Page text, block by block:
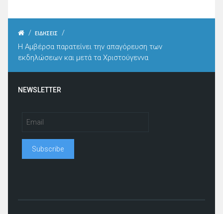
/ ΕΙΔΗΣΕΙΣ
/
Η Αμβέρσα παρατείνει την απαγόρευση των
εκδηλώσεων και μετά τα Χριστούγεννα
NEWSLETTER